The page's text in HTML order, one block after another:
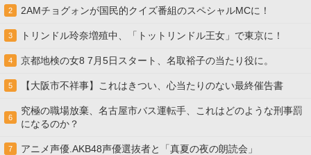
2 2AMチョグォンが国民的クイズ番組のスペシャルMCに！
3 トリンドル玲奈増殖中、「トットリンドル王女」で東京に！
4 京都地検の女8 7月5日スタート、名取裕子の当たり役に。
5 【大阪市不祥事】これはきつい、心当たりのない最終催告書
6
究極の職場放棄、名古屋市バス運転手、これはどのような刑事罰
になるのか？
7 アニメ声優.AKB48声優選抜者と「真夏の夜の朗読会」